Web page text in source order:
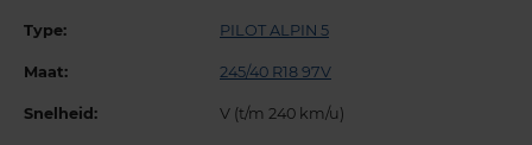
Type: PILOT ALPIN 5
Maat: 245/40 R18 97V
Snelheid: V (t/m 240 km/u)